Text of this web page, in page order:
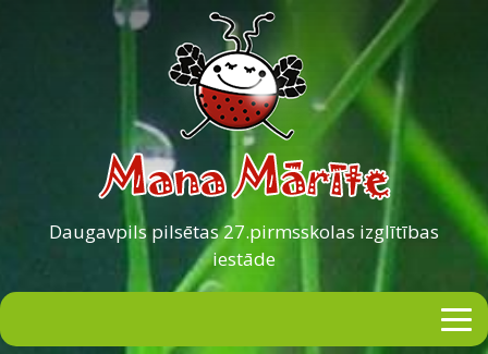
Daugavpils pilsētas27.pirmsskolas izglītības
iestāde